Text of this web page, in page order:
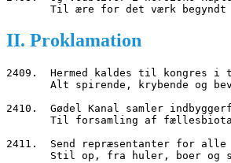
Til ære for det værk
II. Proklamation
2409.  Hermed kaldes til kongres
Alt spirende, krybende og
2410.  Gødel Kanal samler
Til forsamling af
2411.  Send repræsentanter for alle
Stil op, fra huler, boer og